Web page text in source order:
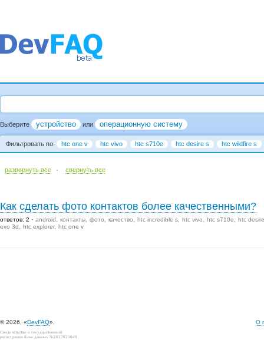
Выберите устройство или операционную систему
Фильтровать по: htc one v htc vivo htc s710e htc desire s htc wildfire s
развернуть все · cвернуть все
Как сделать фото контактов более качественными?
ответов: 2 android контакты фото качество htc incredible s htc vivo htc s710e
htc
evo 3d
htc explorer htc one v
© 2026, «DevFAQ». О
Свидетельство о государственной
регистрации базы данных №2012620649.